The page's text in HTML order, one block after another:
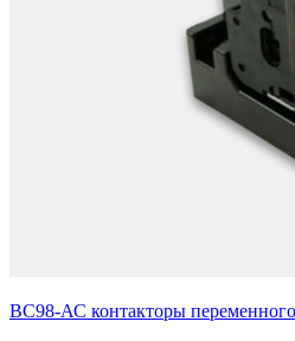
BC98-АС контакторы